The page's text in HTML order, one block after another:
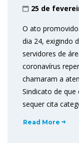
25 de
O ato
dia 24, exigindo
servidores de
coronavírus
chamaram a
Sindicato de que
sequer cita
Read More